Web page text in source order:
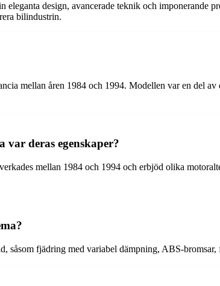
design, avancerade teknik och imponerande
bilindustrin.
mellan åren 1984 och 1994. Modellen var en del
deras egenskaper?
mellan 1984 och 1994 och erbjöd olika
fjädring med variabel dämpning, ABS-